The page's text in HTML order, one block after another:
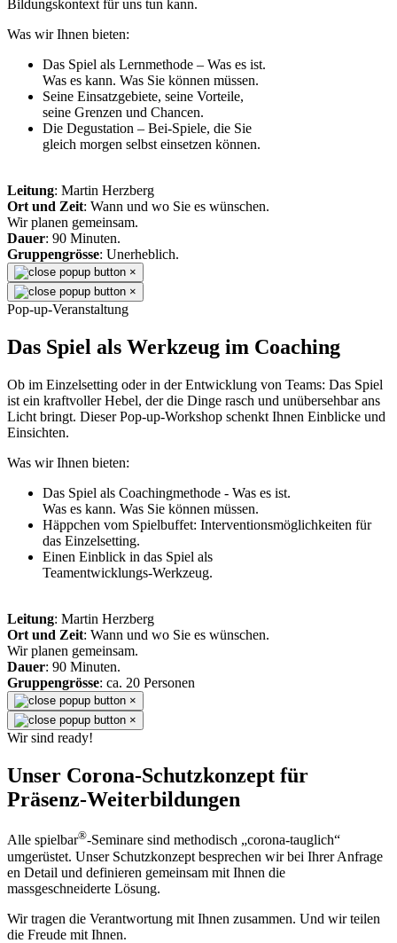
Bildungskontext für uns tun kann.
Was wir Ihnen bieten:
Das Spiel als Lernmethode – Was es ist.
Was es kann. Was Sie können müssen.
Seine Einsatzgebiete, seine Vorteile,
seine Grenzen und Chancen.
Die Degustation – Bei-Spiele, die Sie
gleich morgen selbst einsetzen können.
Leitung: Martin Herzberg
Ort und Zeit: Wann und wo Sie es wünschen.
Wir planen gemeinsam.
Dauer: 90 Minuten.
Gruppengrösse: Unerheblich.
×
×
Pop-up-Veranstaltung
Das Spiel als Werkzeug im Coaching
Ob im Einzelsetting oder in der Entwicklung von Teams: Das Spiel
ist ein kraftvoller Hebel, der die Dinge rasch und unübersehbar ans
Licht bringt. Dieser Pop-up-Workshop schenkt Ihnen Einblicke und
Einsichten.
Was wir Ihnen bieten:
Das Spiel als Coachingmethode - Was es ist.
Was es kann. Was Sie können müssen.
Häppchen vom Spielbuffet: Interventionsmöglichkeiten für
das Einzelsetting.
Einen Einblick in das Spiel als
Teamentwicklungs-Werkzeug.
Leitung: Martin Herzberg
Ort und Zeit: Wann und wo Sie es wünschen.
Wir planen gemeinsam.
Dauer: 90 Minuten.
Gruppengrösse: ca. 20 Personen
×
×
Wir sind ready!
Unser Corona-Schutzkonzept für
Präsenz-Weiterbildungen
Alle spielbar®-Seminare sind methodisch „corona-tauglich“
umgerüstet. Unser Schutzkonzept besprechen wir bei Ihrer Anfrage
en Detail und definieren gemeinsam mit Ihnen die
massgeschneiderte Lösung.
Wir tragen die Verantwortung mit Ihnen zusammen. Und wir teilen
die Freude mit Ihnen.